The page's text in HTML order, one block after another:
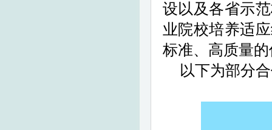
设以及各省示
业院校培养适
标准、高质量
以下为部分